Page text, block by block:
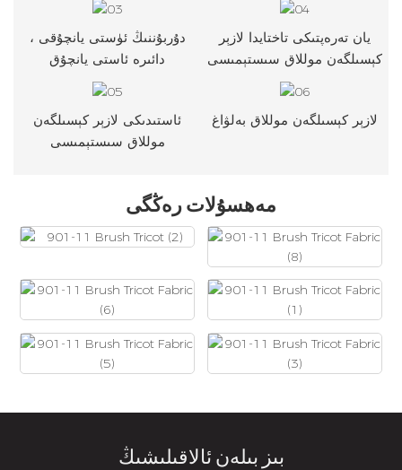
دۇربۇننىڭ ئۈستى يانچۇقى ،
دائىرە ئاستى يانچۇق
يان تەرەپتىكى تاختايدا لازېر
كېسىلگەن موللاق سىستېمىسى
ئاستىدىكى لازېر كېسىلگەن
موللاق سىستېمىسى
لازېر كېسىلگەن موللاق بەلۋاغ
مەھسۇلات رەڭگى
بىز بىلەن ئالاقىلىشىڭ